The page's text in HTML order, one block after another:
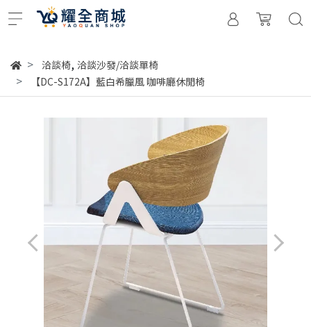
洽談椅, 洽談沙發/洽談單椅
【DC-S172A】藍白希臘風 咖啡廳休閒椅